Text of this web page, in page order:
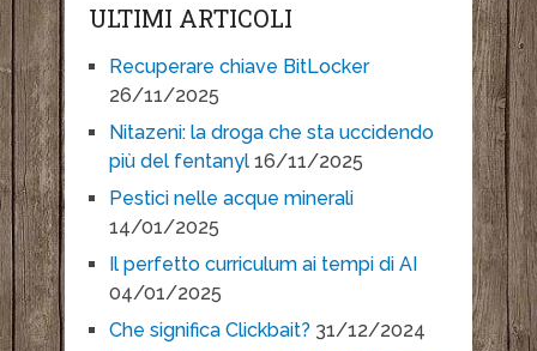
ULTIMI ARTICOLI
Recuperare chiave BitLocker
26/11/2025
Nitazeni: la droga che sta uccidendo
più del fentanyl 16/11/2025
Pestici nelle acque minerali
14/01/2025
Il perfetto curriculum ai tempi di AI
04/01/2025
Che significa Clickbait? 31/12/2024